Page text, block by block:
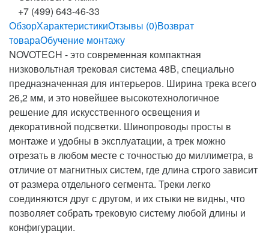
+7 (499) 643-46-33
ОбзорХарактеристикиОтзывы (0)Возврат
товараОбучение монтажу
NOVOTECH - это современная компактная
низковольтная трековая система 48В, специально
предназначенная для интерьеров. Ширина трека всего
26,2 мм, и это новейшее высокотехнологичное
решение для искусственного освещения и
декоративной подсветки. Шинопроводы просты в
монтаже и удобны в эксплуатации, а трек можно
отрезать в любом месте с точностью до миллиметра, в
отличие от магнитных систем, где длина строго зависит
от размера отдельного сегмента. Треки легко
соединяются друг с другом, и их стыки не видны, что
позволяет собрать трековую систему любой длины и
конфигурации.